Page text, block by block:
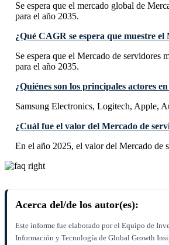
Se espera que el mercado global de
para el año 2035.
¿Qué CAGR se espera que muestre
Se espera que el Mercado de servidores
para el año 2035.
¿Quiénes son los principales actores
Samsung Electronics, Logitech, Apple,
¿Cuál fue el valor del Mercado de
En el año 2025, el valor del Mercado
Acerca del/de los autor(es):
Este informe fue elaborado por el Equipo de
Información y Tecnología de Global Growth